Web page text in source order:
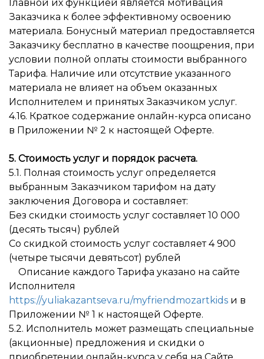
Главной их функцией является мотивация
Заказчика к более эффективному освоению
материала. Бонусный материал предоставляется
Заказчику бесплатно в качестве поощрения, при
условии полной оплаты стоимости выбранного
Тарифа. Наличие или отсутствие указанного
материала не влияет на объем оказанных
Исполнителем и принятых Заказчиком услуг.
4.16. Краткое содержание онлайн-курса описано
в Приложении № 2 к настоящей Оферте.
5. Стоимость услуг и порядок расчета.
5.1. Полная стоимость услуг определяется
выбранным Заказчиком тарифом на дату
заключения Договора и составляет:
Без скидки стоимость услуг составляет 10 000
(десять тысяч) рублей
Со скидкой стоимость услуг составляет 4 900
(четыре тысячи девятьсот) рублей
Описание каждого Тарифа указано на сайте
Исполнителя
https://yuliakazantseva.ru/myfriendmozartkids и в
Приложении № 1 к настоящей Оферте.
5.2. Исполнитель может размещать специальные
(акционные) предложения и скидки о